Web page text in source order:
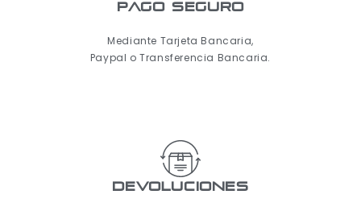
pago seguro
Mediante Tarjeta Bancaria,
Paypal o Transferencia Bancaria.
Devoluciones